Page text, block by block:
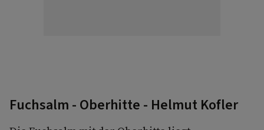
Fuchsalm - Oberhitte - Helmut Kofler